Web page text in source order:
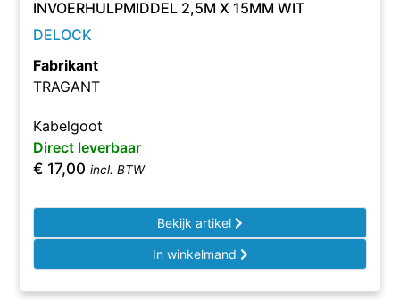
INVOERHULPMIDDEL 2,5M X 15MM WIT
DELOCK
Fabrikant
TRAGANT
Kabelgoot
Direct leverbaar
€ 17,00 incl. BTW
Bekijk artikel
In winkelmand